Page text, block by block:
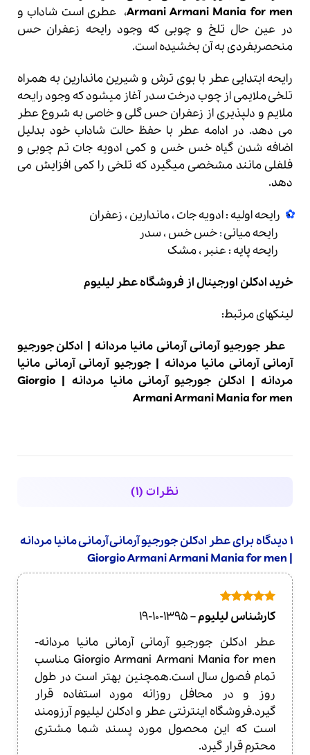
Armani Armani Mania for men، عطری است شاداب و
در عین حال تلخ و چوبی که وجود رایحه زعفران حس
منحصربفردی به آن بخشیده است.
رایحه ابتدایی عطر با بوی ترش و شیرین ماندارین به همراه
تلخی ملایمی از چوب درخت سدر آغاز میشود که وجود رایحه
ملایم و دلپذیری از زعفران حس گلی و خاصی به شروع عطر
می دهد. در ادامه عطر با حفظ حالت شاداب خود بدلیل
اضافه شدن گیاه خس خس و کمی ادویه جات تم چوبی و
فلفلی مانند مشخصی میگیرد که تلخی را کمی افزایش می
دهد.
رایحه اولیه : ادویه جات ، ماندارین ، زعفران
رایحه میانی:خس خس ، سدر
رایحه پایه : عنبر ، مشک
خرید ادکلن اورجینال از فروشگاه عطر لیلیوم
لینکهای مرتبط:
عطر جورجیو آرمانی آرمانی مانیا مردانه | ادکلن جورجیو
آرمانی آرمانی مانیا مردانه |جورجیو آرمانی آرمانی مانیا
مردانه | ادکلن جورجیو آرمانی مانیا مردانه |
Giorgio
Armani Armani Mania for men
نظرات (1)
1 دیدگاه برای
عطر ادکلن جورجیو آرمانی آرمانی مانیا مردانه
| Giorgio Armani Armani Mania for men
امتیاز
از
5
کارشناس لیلیوم–
1395-10-19
عطر ادکلن جورجیو آرمانی آرمانی مانیا مردانه-
Giorgio Armani Armani Mania for men مناسب
تمام فصول سال است.همچنین بهتر است در طول
روز و در محافل روزانه مورد استفاده قرار
گیرد.فروشگاه اینترنتی عطر و ادکلن لیلیوم آرزومند
است که این محصول مورد پسند شما مشتری
محترم قرار گیرد.